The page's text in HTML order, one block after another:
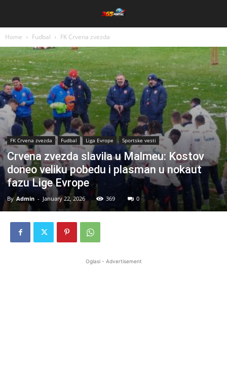
Home Fudbal FK Crvena zvezda
FK Crvena zvezda Fudbal Liga Evrope Sportske vesti
Crvena zvezda slavila u Malmeu: Kostov
doneo veliku pobedu i plasman u nokaut
fazu Lige Evrope
By Admin - January 22, 2026 369 0
Oglasi - Advertisement